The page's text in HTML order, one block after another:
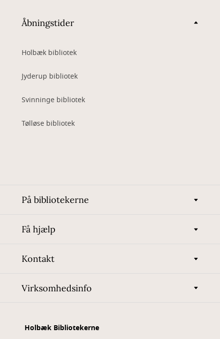
Åbningstider
Holbæk bibliotek
Jyderup bibliotek
Svinninge bibliotek
Tølløse bibliotek
På bibliotekerne
Få hjælp
Kontakt
Virksomhedsinfo
Holbæk Bibliotekerne